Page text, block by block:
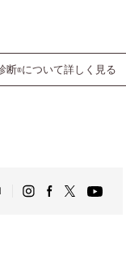
断®について詳しく見る